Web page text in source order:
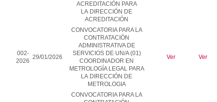
ACREDITACIÓN PARA
LA DIRECCIÓN DE
ACREDITACIÓN
002-
2026
29/01/2026
CONVOCATORIA PARA LA
CONTRATACIÓN
ADMINISTRATIVA DE
SERVICIOS DE UN/A (01)
COORDINADOR EN
METROLOGÍA LEGAL PARA
LA DIRECCIÓN DE
METROLOGIA
Ver Ver
CONVOCATORIA PARA LA